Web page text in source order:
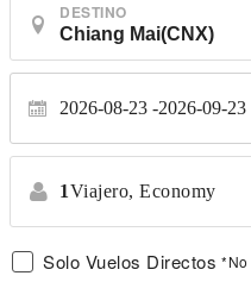
DESTINO
2026-08-23 2026-09-23
1Viajero, Economy
Solo Vuelos Directos